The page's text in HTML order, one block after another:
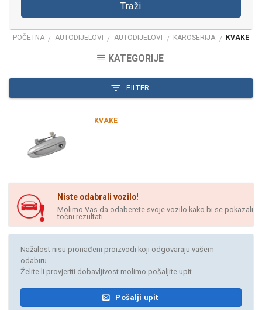
Traži
POČETNA / AUTODIJELOVI / AUTODIJELOVI / KAROSERIJA / KVAKE
KATEGORIJE
FILTER
KVAKE
Niste odabrali vozilo!
Molimo Vas da odaberete svoje vozilo kako bi se pokazali
točni rezultati
Nažalost nisu pronađeni proizvodi koji odgovaraju vašem
odabiru.
Želite li provjeriti dobavljivost molimo pošaljite upit.
Pošalji upit